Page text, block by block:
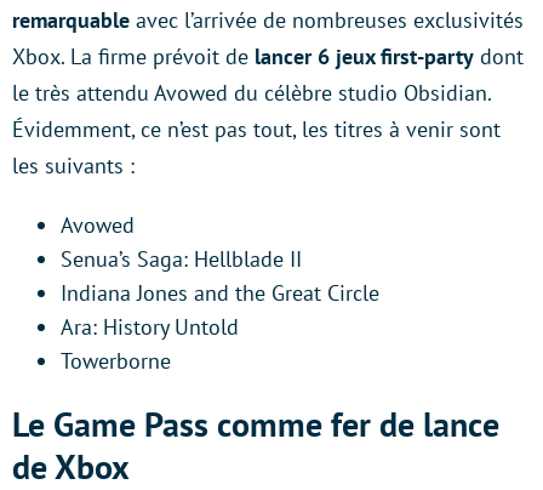
remarquable avec l’arrivée de nombreuses exclusivités
Xbox. La firme prévoit de lancer 6 jeux first-party dont
le très attendu Avowed du célèbre studio Obsidian.
Évidemment, ce n’est pas tout, les titres à venir sont
les suivants :
Avowed
Senua’s Saga: Hellblade II
Indiana Jones and the Great Circle
Ara: History Untold
Towerborne
Le Game Pass comme fer de lance
de Xbox